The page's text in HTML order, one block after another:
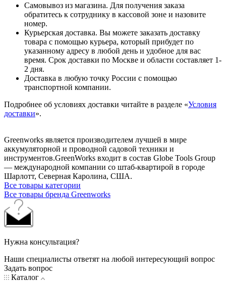
Самовывоз из магазина. Для получения заказа
обратитесь к сотруднику в кассовой зоне и назовите
номер.
Курьерская доставка. Вы можете заказать доставку
товара с помощью курьера, который прибудет по
указанному адресу в любой день и удобное для вас
время. Срок доставки по Москве и области составляет 1-
2 дня.
Доставка в любую точку России с помощью
транспортной компании.
Подробнее об условиях доставки читайте в разделе «Условия
доставки».
Greenworks является производителем лучшей в мире
аккумуляторной и проводной садовой техники и
инструментов.GreenWorks входит в состав Globe Tools Group
— международной компании со штаб-квартирой в городе
Шарлотт, Северная Каролина, США.
Все товары категории
Все товары бренда Greenworks
Нужна консультация?
Наши специалисты ответят на любой интересующий вопрос
Задать вопрос
Каталог